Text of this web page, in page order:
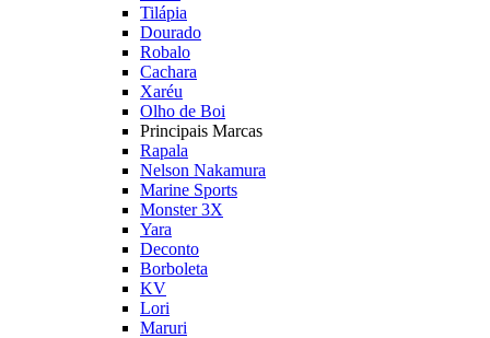
Tilápia
Dourado
Robalo
Cachara
Xaréu
Olho de Boi
Principais Marcas
Rapala
Nelson Nakamura
Marine Sports
Monster 3X
Yara
Deconto
Borboleta
KV
Lori
Maruri